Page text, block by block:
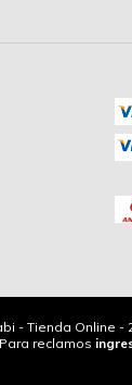
- Tienda Online
reclamos